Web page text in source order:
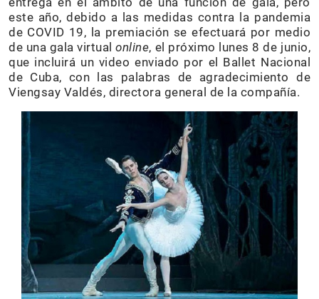
este año, debido a las medidas contra la pandemia
de COVID 19, la premiación se efectuará por medio
de una gala virtualonline, el próximo lunes 8 de junio,
que incluirá un video enviado por el Ballet Nacional
de Cuba, con las palabras de agradecimiento de
Viengsay Valdés, directora general de la compañía.